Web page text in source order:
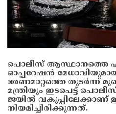
പൊലീസ് ആസ്ഥാനത്തെ
ഓപ്പറേഷൻ
ഭരണമാറ്റത്തെ തുടർന്ന്
മന്ത്രിയും ഇടപെട്ട്
ജയിൽ വകുപ്പിലേക്കാണ്
നിയമിച്ചിരിക്കുന്നത്.